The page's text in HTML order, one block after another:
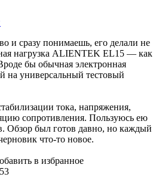
и сразу понимаешь, его делали не
нагрузка ALIENTEK EL15 — как
бы обычная электронная
на универсальный тестовый
тока, напряжения,
сопротивления. Пользуюсь ею
Обзор был готов давно, но каждый
что-то новое.
в избранное